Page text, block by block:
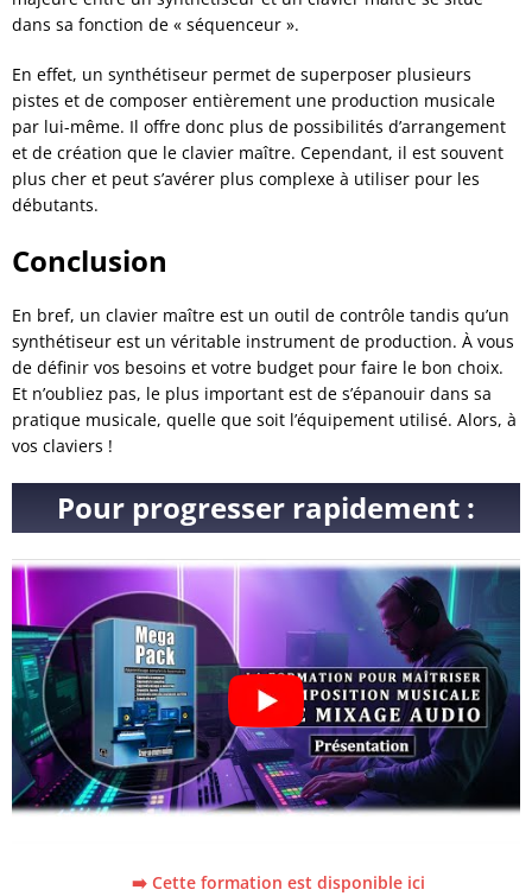
dans sa fonction de « séquenceur ».
En effet, un synthétiseur permet de superposer plusieurs
pistes et de composer entièrement une production musicale
par lui-même. Il offre donc plus de possibilités d’arrangement
et de création que le clavier maître. Cependant, il est souvent
plus cher et peut s’avérer plus complexe à utiliser pour les
débutants.
Conclusion
En bref, un clavier maître est un outil de contrôle tandis qu’un
synthétiseur est un véritable instrument de production. À vous
de définir vos besoins et votre budget pour faire le bon choix.
Et n’oubliez pas, le plus important est de s’épanouir dans sa
pratique musicale, quelle que soit l’équipement utilisé. Alors, à
vos claviers !
Pour progresser rapidement :
➡️ Cette formation est disponible ici